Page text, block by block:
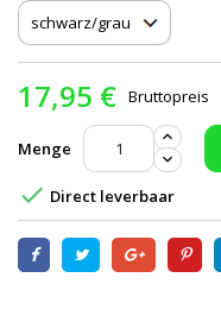
17,95 € Bruttopreis
Menge
 Direct leverbaar